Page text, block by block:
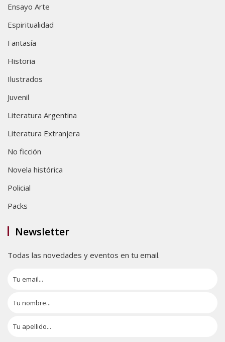
Ensayo Arte
Espiritualidad
Fantasía
Historia
Ilustrados
Juvenil
Literatura Argentina
Literatura Extranjera
No ficción
Novela histórica
Policial
Packs
Newsletter
Todas las novedades y eventos en tu email.